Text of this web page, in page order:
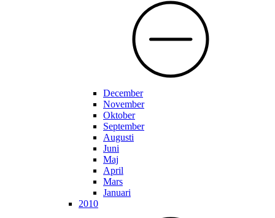
December
November
Oktober
September
Augusti
Juni
Maj
April
Mars
Januari
2010